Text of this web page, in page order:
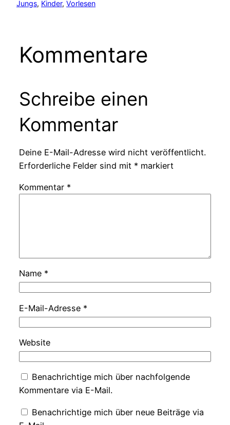
Jungs, Kinder, Vorlesen
Kommentare
Schreibe einen
Kommentar
Deine E-Mail-Adresse wird nicht veröffentlicht.
Erforderliche Felder sind mit * markiert
Kommentar *
Name *
E-Mail-Adresse *
Website
Benachrichtige mich über nachfolgende
Kommentare via E-Mail.
Benachrichtige mich über neue Beiträge via